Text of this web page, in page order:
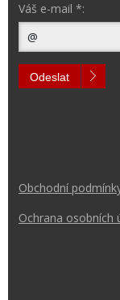
Váš e-mail *:
Odeslat
Obchodní podmínk
Ochrana osobních